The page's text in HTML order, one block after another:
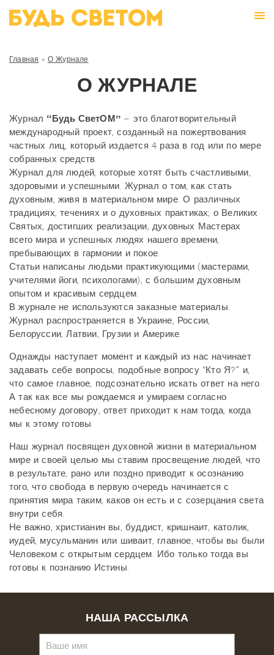
Главная » О Журнале
О ЖУРНАЛЕ
Журнал “Будь СветОМ” – это благотворительный
международный проект, созданный на пожертвования
частных лиц, который издается 4 раза в год или по мере
собранных средств.
Журнал для людей, которые хотят быть счастливыми,
здоровыми и успешными. Журнал о том, как стать
духовным, живя в материальном мире. О различных
традициях, течениях и о духовных практиках; о Великих
Святых, достигших реализации, духовных Мастерах
всего мира и успешных людях нашего времени,
пребывающих в гармонии и покое.
Статьи написаны людьми практикующими (мастерами,
учителями йоги, психологами), с большим духовным
опытом и красивым сердцем.
В журнале не используются заказные материалы.
Журнал распространяется в Украине, России,
Белоруссии, Латвии, Грузии и Америке.
Однажды наступает момент и каждый из нас начинает
задавать себе вопросы, подобные вопросу “Кто Я?” и,
что самое главное, подсознательно искать ответ на него.
А так как все мы рождаемся и умираем согласно
небесному договору, ответ приходит к нам тогда, когда
мы к этому готовы.
Наш журнал посвящен духовной жизни в материальном
мире и своей целью мы ставим просвещение людей, что
в результате, рано или поздно приводит к осознанию
того, что свобода в первую очередь начинается с
принятия мира таким, каков он есть и с созерцания света
внутри себя.
Не важно, христианин вы, буддист, кришнаит, католик,
иудей, мусульманин или шиваит, главное, чтобы вы были
Человеком с открытым сердцем. Ибо только тогда вы
готовы к познанию Истины.
НАША РАССЫЛКА